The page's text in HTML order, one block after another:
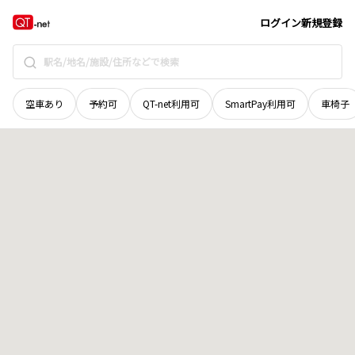
ログイン新規登録
空車あり 予約可 QT-net利用可 SmartPay利用可 車椅子
徳島県